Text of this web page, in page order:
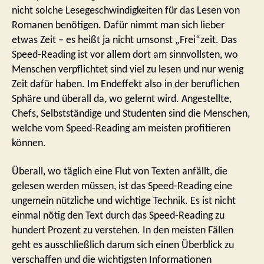
nicht solche Lesegeschwindigkeiten für das Lesen von
Romanen benötigen. Dafür nimmt man sich lieber
etwas Zeit – es heißt ja nicht umsonst „Frei“zeit. Das
Speed-Reading ist vor allem dort am sinnvollsten, wo
Menschen verpflichtet sind viel zu lesen und nur wenig
Zeit dafür haben. Im Endeffekt also in der beruflichen
Sphäre und überall da, wo gelernt wird. Angestellte,
Chefs, Selbstständige und Studenten sind die Menschen,
welche vom Speed-Reading am meisten profitieren
können.
Überall, wo täglich eine Flut von Texten anfällt, die
gelesen werden müssen, ist das Speed-Reading eine
ungemein nützliche und wichtige Technik. Es ist nicht
einmal nötig den Text durch das Speed-Reading zu
hundert Prozent zu verstehen. In den meisten Fällen
geht es ausschließlich darum sich einen Überblick zu
verschaffen und die wichtigsten Informationen